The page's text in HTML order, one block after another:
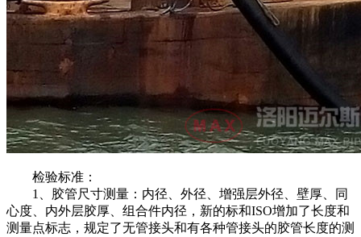
检验标准：
1、胶管尺寸测量：内径、外径、增强层外径、壁厚、同
心度、内外层胶厚、组合件内径，新的标和ISO增加了长度和
测量点标志，规定了无管接头和有各种管接头的胶管长度的测